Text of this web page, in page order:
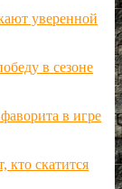
уверенной
в сезоне
в игре
кто скатится